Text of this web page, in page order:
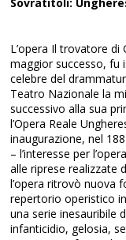
L’opera Il trovatore di
maggior successo, fu
celebre del
Teatro Nazionale la
successivo alla sua
l’Opera Reale
inaugurazione, nel
– l’interesse per
alle riprese realizzate
l’opera ritrovò nuova
repertorio operistico
una serie inesauribile
infanticidio, gelosia,